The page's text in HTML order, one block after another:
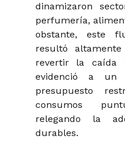
dinamizaron
perfumería,
obstante, este
resultó
revertir la caída
evidenció a un
presupuesto
consumos
relegando la
durables.